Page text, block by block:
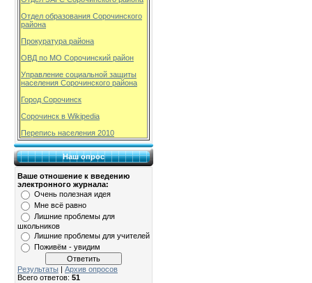
Отдел образования Сорочинского
района
Прокуратура района
ОВД по МО Сорочинский район
Управление социальной защиты
населения Сорочинского района
Город Сорочинск
Сорочинск в Wikipedia
Перепись населения 2010
Наш опрос
Ваше отношение к введению
электронного журнала:
Очень полезная идея
Мне всё равно
Лишние проблемы для
школьников
Лишние проблемы для учителей
Поживём - увидим
Результаты
Архив опросов
Всего ответов: 51